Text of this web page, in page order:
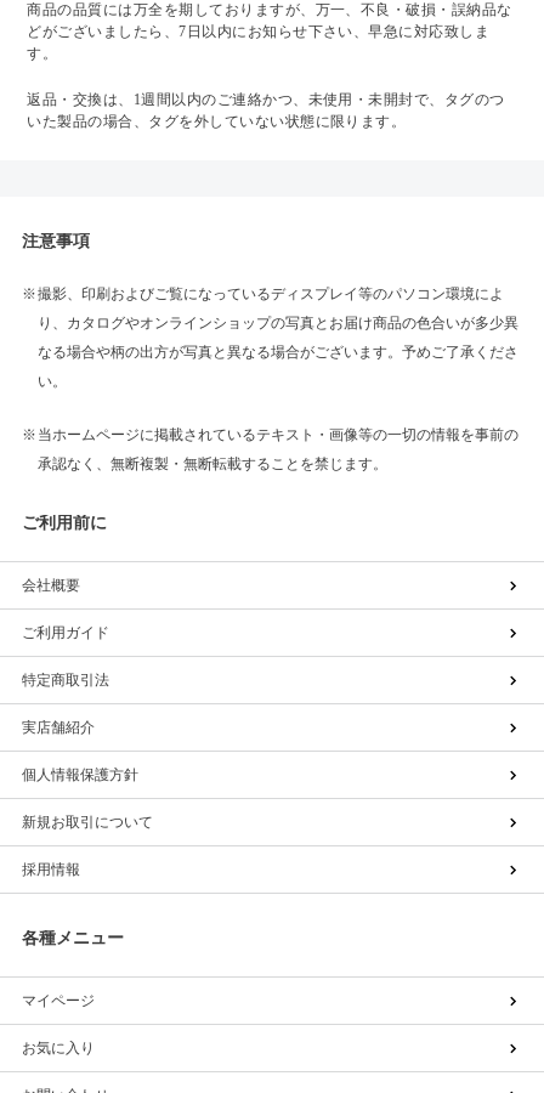
商品の品質には万全を期しておりますが、万一、不良・破損・誤納品な
どがございましたら、7日以内にお知らせ下さい、早急に対応致しま
す。
返品・交換は、1週間以内のご連絡かつ、未使用・未開封で、タグのつ
いた製品の場合、タグを外していない状態に限ります。
注意事項
撮影、印刷およびご覧になっているディスプレイ等のパソコン環境によ
り、カタログやオンラインショップの写真とお届け商品の色合いが多少異
なる場合や柄の出方が写真と異なる場合がございます。予めご了承くださ
い。
当ホームページに掲載されているテキスト・画像等の一切の情報を事前の
承認なく、無断複製・無断転載することを禁じます。
ご利用前に
会社概要
ご利用ガイド
特定商取引法
実店舗紹介
個人情報保護方針
新規お取引について
採用情報
各種メニュー
マイページ
お気に入り